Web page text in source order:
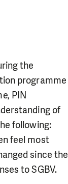
the
programme
PIN
of
following:
feel most
since the
to SGBV.